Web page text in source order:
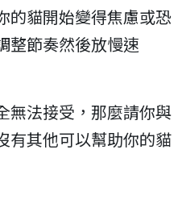
的貓開始變得焦慮或恐
整節奏然後放慢速
無法接受，那麼請你與
有其他可以幫助你的貓